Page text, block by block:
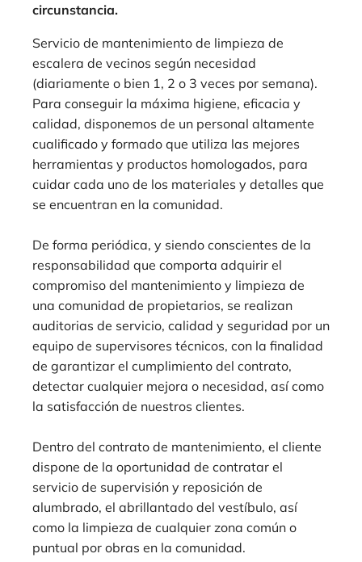
circunstancia.
Servicio de mantenimiento de limpieza de
escalera de vecinos según necesidad
(diariamente o bien 1, 2 o 3 veces por semana).
Para conseguir la máxima higiene, eficacia y
calidad, disponemos de un personal altamente
cualificado y formado que utiliza las mejores
herramientas y productos homologados, para
cuidar cada uno de los materiales y detalles que
se encuentran en la comunidad.
De forma periódica, y siendo conscientes de la
responsabilidad que comporta adquirir el
compromiso del mantenimiento y limpieza de
una comunidad de propietarios, se realizan
auditorias de servicio, calidad y seguridad por un
equipo de supervisores técnicos, con la finalidad
de garantizar el cumplimiento del contrato,
detectar cualquier mejora o necesidad, así como
la satisfacción de nuestros clientes.
Dentro del contrato de mantenimiento, el cliente
dispone de la oportunidad de contratar el
servicio de supervisión y reposición de
alumbrado, el abrillantado del vestíbulo, así
como la limpieza de cualquier zona común o
puntual por obras en la comunidad.